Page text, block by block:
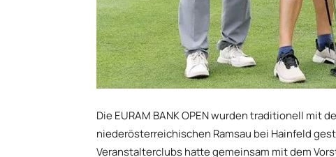
Die EURAM BANK OPEN wurden traditionell mit
niederösterreichischen Ramsau bei Hainfeld
Veranstalterclubs hatte gemeinsam mit dem